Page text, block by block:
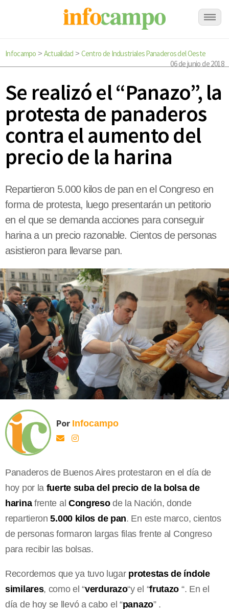
Infocampo > Actualidad > Centro de Industriales Panaderos del Oeste
06 de junio de 2018
Se realizó el “Panazo”, la
protesta de panaderos
contra el aumento del
precio de la harina
Repartieron 5.000 kilos de pan en el Congreso en
forma de protesta, luego presentarán un petitorio
en el que se demanda acciones para conseguir
harina a un precio razonable. Cientos de personas
asistieron para llevarse pan.
Por Infocampo
Panaderos de Buenos Aires protestaron en el día de
hoy por la fuerte suba del precio de la bolsa de
harinafrente al Congresode la Nación, donde
repartieron5.000 kilos de pan. En este marco, cientos
de personas formaron largas filas frente al Congreso
para recibir las bolsas.
Recordemos que ya tuvo lugar protestas de índole
similares, como el “verdurazo“y el “frutazo “. En el
día de hoy se llevó a cabo el “panazo” .